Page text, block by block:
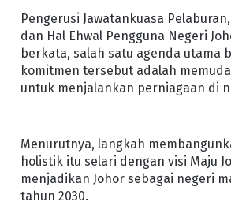
Pengerusi Jawatankuasa
dan Hal Ehwal Pengguna Negeri
berkata, salah satu agenda utama
komitmen tersebut adalah
untuk menjalankan perniagaan di
Menurutnya, langkah
holistik itu selari dengan visi Maju
menjadikan Johor sebagai negeri
tahun 2030.